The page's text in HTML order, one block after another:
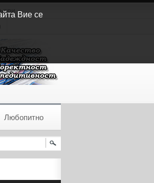
Любопитно
Вие се